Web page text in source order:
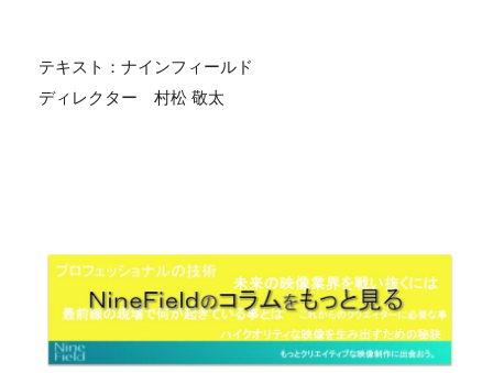
テキスト：ナインフィールド
ディレクター 村松 敬太